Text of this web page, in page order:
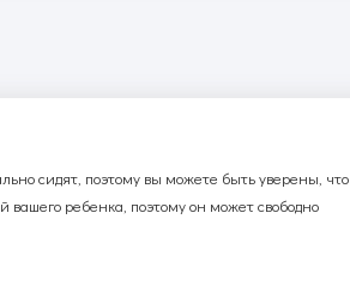
сидят, поэтому вы можете быть уверены, что
ребенка, поэтому он может свободно